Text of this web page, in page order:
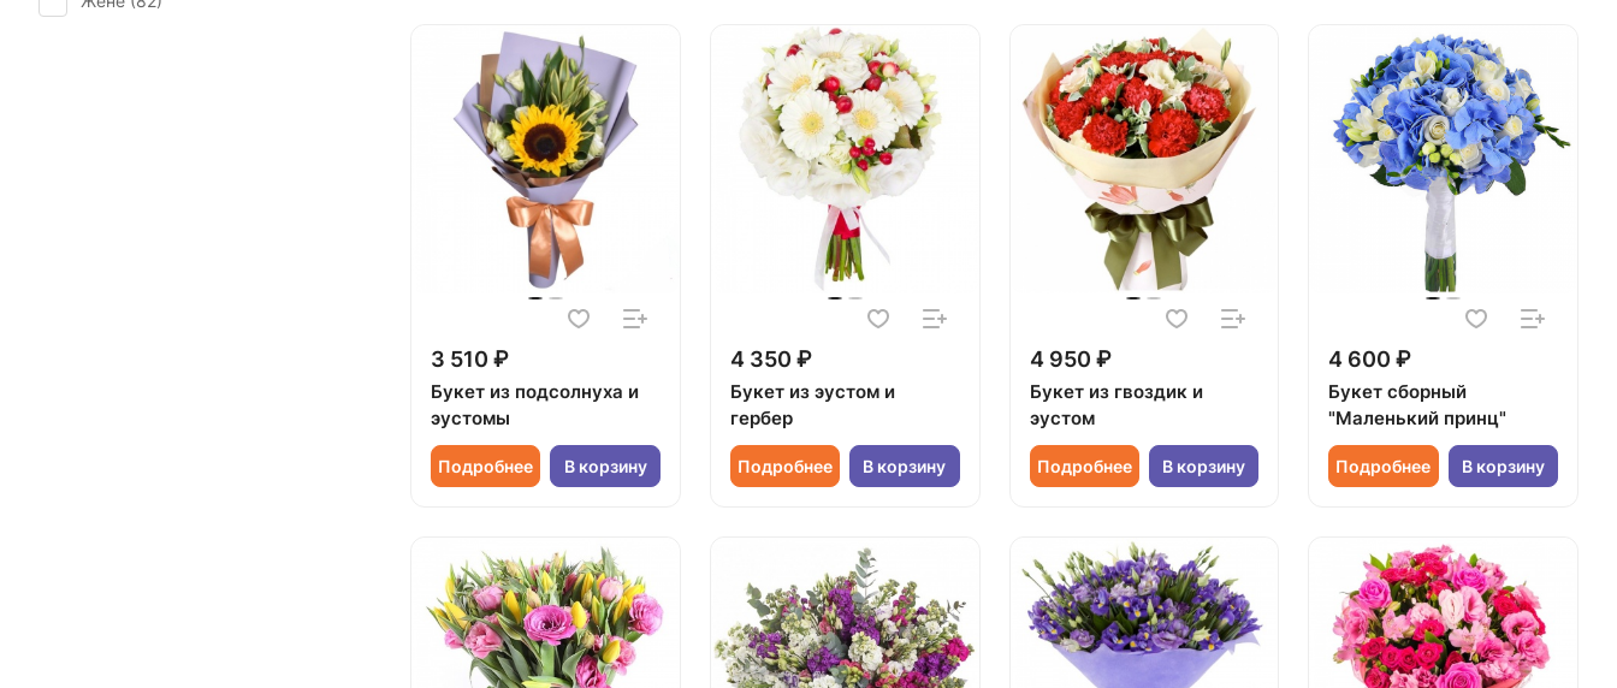
3 510 ₽
Букет из подсолнуха и
эустомы
Подробнее В корзину
4 350 ₽
Букет из эустом и
гербер
Подробнее В корзину
4 950 ₽
Букет из гвоздик и
эустом
Подробнее В корзину
4 600 ₽
Букет сборный
"Маленький принц"
Подробнее В корзину